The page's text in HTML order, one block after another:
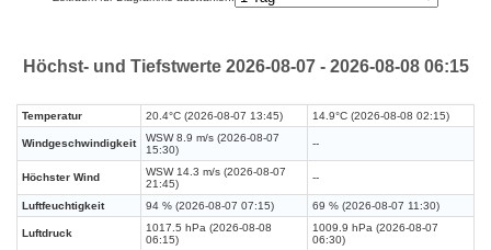
Höchst- und Tiefstwerte 2026-08-07 - 2026-08-08 06:15
Temperatur 20.4°C (2026-08-07 13:45) 14.9°C (2026-08-08 02:15)
Windgeschwindigkeit
WSW 8.9 m/s (2026-08-07
15:30)
--
Höchster Wind
WSW 14.3 m/s (2026-08-07
21:45)
--
Luftfeuchtigkeit 94 % (2026-08-07 07:15) 69 % (2026-08-07 11:30)
Luftdruck
1017.5 hPa (2026-08-08
06:15)
1009.9 hPa (2026-08-07
06:30)